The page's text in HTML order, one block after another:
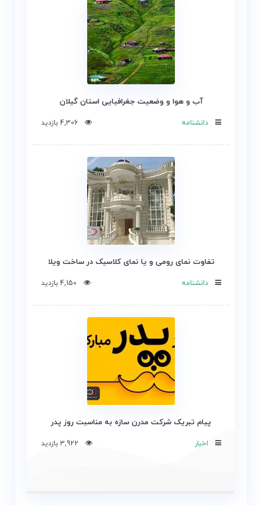
آب و هوا و وضعیت جغرافیایی استان گیلان
دانشنامه 4,306 بازدید
تفاوت نمای رومی و یا نمای کلاسیک در ساخت ویلا
دانشنامه 4,150 بازدید
پیام تبریک شرکت مدرن سازه به مناسبت روز پدر
اخبار 3,922 بازدید